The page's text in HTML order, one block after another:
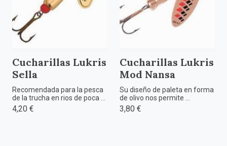
Cucharillas Lukris
Sella
Recomendada para la pesca
de la trucha en rios de poca ...
4,20 €
Cucharillas Lukris
Mod Nansa
Su diseño de paleta en forma
de olivo nos permite ...
3,80 €